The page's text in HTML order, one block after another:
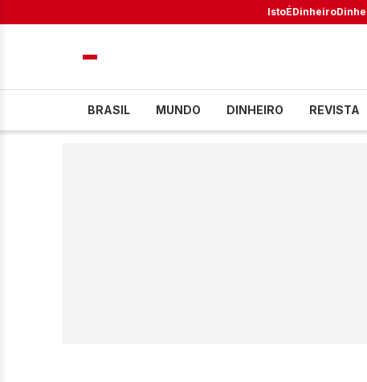
IstoÉDinheiro
BRASIL MUNDO DINHEIRO REVISTA